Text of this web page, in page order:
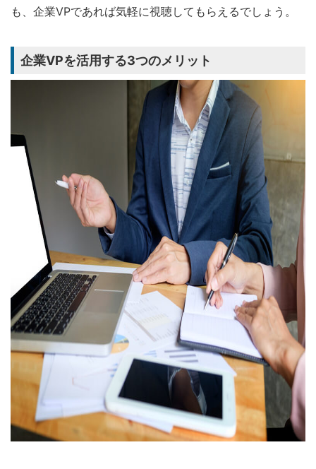
も、企業VPであれば気軽に視聴してもらえるでしょう。
企業VPを活用する3つのメリット